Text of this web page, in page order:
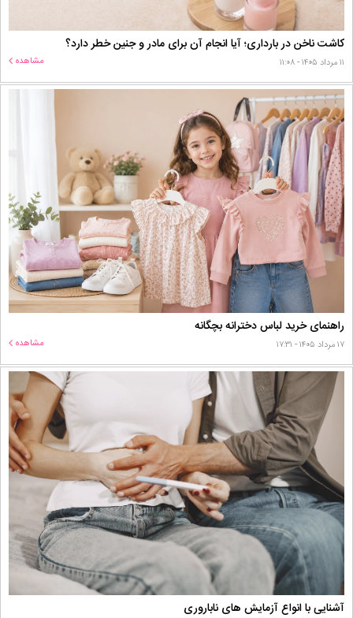
کاشت ناخن در بارداری؛ آیا انجام آن برای مادر و جنین خطر دارد؟
۱۱ مرداد ۱۴۰۵ - ۱۱:۰۸ مشاهده
راهنمای خرید لباس دخترانه بچگانه
۱۷ مرداد ۱۴۰۵ - ۱۷:۳۱ مشاهده
آشنایی با انواع آزمایش های ناباروری